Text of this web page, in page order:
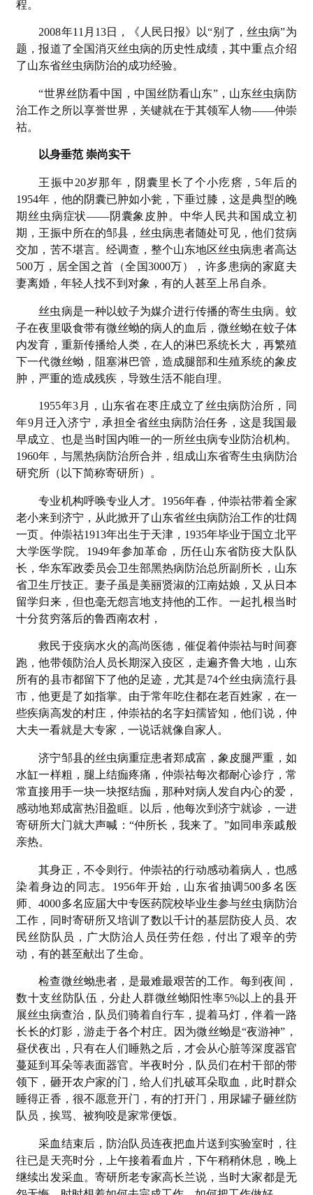
程。
2008年11月13日，《人民日报》以“别了，丝虫病”为
题，报道了全国消灭丝虫病的历史性成绩，其中重点介绍
了山东省丝虫病防治的成功经验。
“世界丝防看中国，中国丝防看山东”，山东丝虫病防
治工作之所以享誉世界，关键就在于其领军人物——仲崇
祜。
以身垂范 崇尚实干
王振中20岁那年，阴囊里长了个小疙瘩，5年后的
1954年，他的阴囊已肿如小瓮，下垂过膝，这是典型的晚
期丝虫病症状——阴囊象皮肿。中华人民共和国成立初
期，王振中所在的邹县，丝虫病患者随处可见，他们贫病
交加，苦不堪言。经调查，整个山东地区丝虫病患者高达
500万，居全国之首（全国3000万），许多患病的家庭夫
妻离婚，年轻人找不到对象，有的人甚至上吊自杀。
丝虫病是一种以蚊子为媒介进行传播的寄生虫病。蚊
子在夜里吸食带有微丝蚴的病人的血后，微丝蚴在蚊子体
内发育，重新传播给人类，在人的淋巴系统长大，再繁殖
下一代微丝蚴，阻塞淋巴管，造成腿部和生殖系统的象皮
肿，严重的造成残疾，导致生活不能自理。
1955年3月，山东省在枣庄成立了丝虫病防治所，同
年9月迁入济宁，承担全省丝虫病防治任务，这是我国最
早成立、也是当时国内唯一的一所丝虫病专业防治机构。
1960年，与黑热病防治所合并，组成山东省寄生虫病防治
研究所（以下简称寄研所）。
专业机构呼唤专业人才。1956年春，仲崇祜带着全家
老小来到济宁，从此掀开了山东省丝虫病防治工作的壮阔
一页。仲崇祜1913年出生于天津，1935年毕业于国立北平
大学医学院。1949年参加革命，历任山东省防疫大队队
长，华东军政委员会卫生部黑热病防治总所副所长，山东
省卫生厅技正。妻子虽是美丽贤淑的江南姑娘，又从日本
留学归来，但也毫无怨言地支持他的工作。一起扎根当时
十分贫穷落后的鲁西南农村，
救民于疫病水火的高尚医德，催促着仲崇祜与时间赛
跑，他带领防治人员长期深入疫区，走遍齐鲁大地，山东
所有的县市都留下了他的足迹，尤其是74个丝虫病流行县
市，他更是了如指掌。由于常年吃住都在老百姓家，在一
些疾病高发的村庄，仲崇祜的名字妇孺皆知，他们说，仲
大夫一看就是大专家，一说话就像自家人。
济宁邹县的丝虫病重症患者郑成富，象皮腿严重，如
水缸一样粗，腿上结痂疼痛，仲崇祜每次都耐心诊疗，常
常直接用手一块一块抠结痂，那种对病人发自内心的爱，
感动地郑成富热泪盈眶。以后，他每次到济宁就诊，一进
寄研所大门就大声喊：“仲所长，我来了。”如同串亲戚般
亲热。
其身正，不令则行。仲崇祜的行动感动着病人，也感
染着身边的同志。1956年开始，山东省抽调500多名医
师、4000多名应届大中专医药院校毕业生参与丝虫病防治
工作，同时寄研所又培训了数以千计的基层防疫人员、农
民丝防队员，广大防治人员任劳任怨，付出了艰辛的劳
动，有的甚至献出了生命。
检查微丝蚴患者，是最难最艰苦的工作。每到夜间，
数十支丝防队伍，分赴人群微丝蚴阳性率5%以上的县开
展丝虫病查治，队员们骑着自行车，提着马灯，伴着一路
长长的灯影，游走于各个村庄。因为微丝蚴是“夜游神”，
昼伏夜出，只有在人们睡熟之后，才会从心脏等深度器官
蔓延到耳朵等表面器官。半夜时分，队员们在村干部的带
领下，砸开农户家的门，给人们扎破耳朵取血，此时群众
睡得正香，很不愿意开门，有的打开门，用尿罐子砸丝防
队员，挨骂、被狗咬是家常便饭。
采血结束后，防治队员连夜把血片送到实验室时，往
往已是天亮时分，上午接着看血片，下午稍稍休息，晚上
继续出发采血。寄研所老专家高长兰说，当时大家都是无